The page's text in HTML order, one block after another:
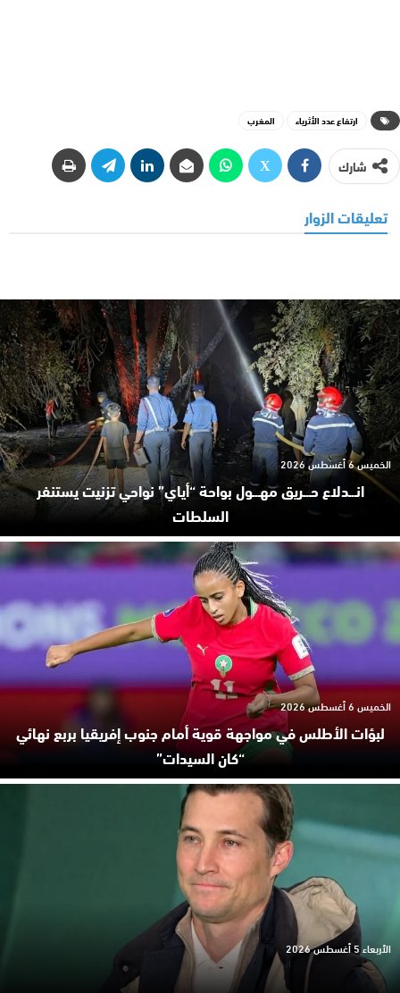
ارتفاع عدد الأثرياء المغرب
شارك
تعليقات الزوار
انـ.ـدلاع حـ.ـريق مهـ.ـول بواحة “أياي” نواحي تزنيت يستنفر
السلطات
الخميس 6 أغسطس 2026
لبؤات الأطلس في مواجهة قوية أمام جنوب إفريقيا بربع نهائي
“كان السيدات”
الخميس 6 أغسطس 2026
الأربعاء 5 أغسطس 2026